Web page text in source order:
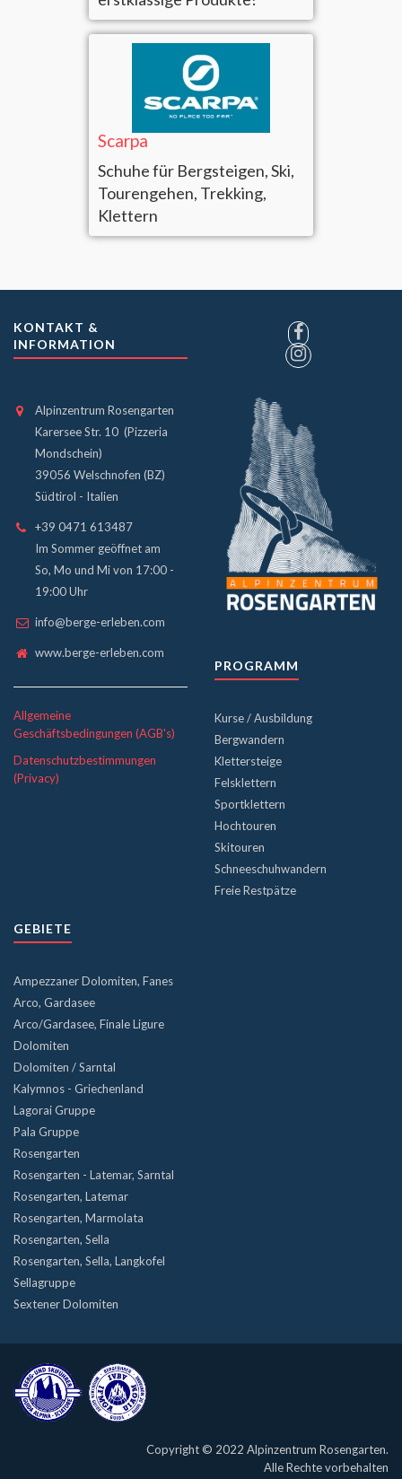
Scarpa
Schuhe für Bergsteigen, Ski,
Tourengehen, Trekking,
Klettern
KONTAKT &
INFORMATION
Alpinzentrum Rosengarten
Karersee Str. 10 (Pizzeria
Mondschein)
39056 Welschnofen (BZ)
Südtirol - Italien
+39 0471 613487
Im Sommer geöffnet am
So, Mo und Mi von 17:00 -
19:00 Uhr
info@berge-erleben.com
www.berge-erleben.com
Allgemeine
Geschäftsbedingungen (AGB's)
Datenschutzbestimmungen
(Privacy)
PROGRAMM
Kurse / Ausbildung
Bergwandern
Klettersteige
Felsklettern
Sportklettern
Hochtouren
Skitouren
Schneeschuhwandern
Freie Restpätze
GEBIETE
Ampezzaner Dolomiten, Fanes
Arco, Gardasee
Arco/Gardasee, Finale Ligure
Dolomiten
Dolomiten / Sarntal
Kalymnos - Griechenland
Lagorai Gruppe
Pala Gruppe
Rosengarten
Rosengarten - Latemar, Sarntal
Rosengarten, Latemar
Rosengarten, Marmolata
Rosengarten, Sella
Rosengarten, Sella, Langkofel
Sellagruppe
Sextener Dolomiten
Copyright © 2022 Alpinzentrum Rosengarten.
Alle Rechte vorbehalten